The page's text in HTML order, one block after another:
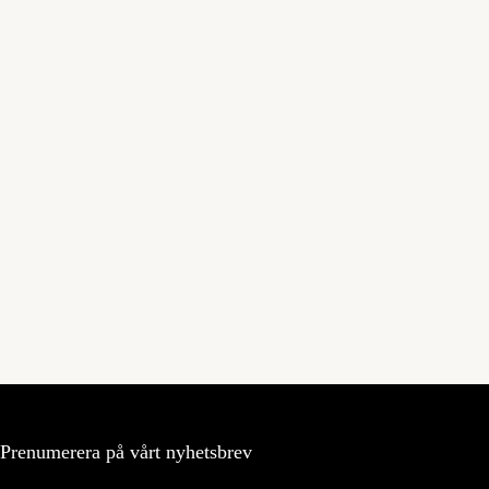
Prenumerera på vårt nyhetsbrev